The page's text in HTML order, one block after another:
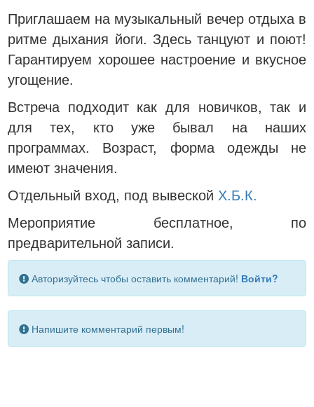
Приглашаем на музыкальный вечер отдыха в
ритме дыхания йоги. Здесь танцуют и поют!
Гарантируем хорошее настроение и вкусное
угощение.
Встреча подходит как для новичков, так и
для тех, кто уже бывал на наших
программах. Возраст, форма одежды не
имеют значения.
Отдельный вход, под вывеской Х.Б.К.
Мероприятие бесплатное, по
предварительной записи.
Авторизуйтесь чтобы оставить комментарий! Войти?
Напишите комментарий первым!